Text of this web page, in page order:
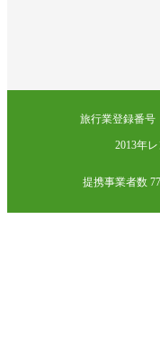
旅行業登録番号
2013年
提携事業者数